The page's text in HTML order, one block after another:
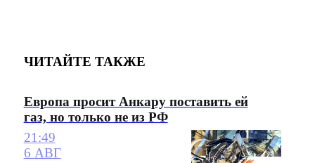
ЧИТАЙТЕ ТАКЖЕ
Европа просит Анкару поставить ей
газ, но только не из РФ
21:49
6 АВГ